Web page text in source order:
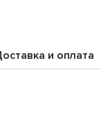
и оплата